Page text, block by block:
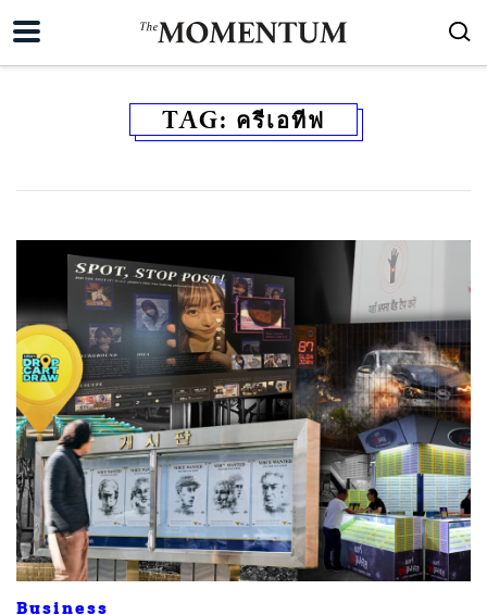
TAG: ครีเอทีฟ
Business